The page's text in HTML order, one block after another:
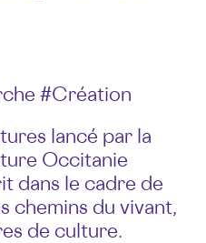
#Création
lancé par la
Occitanie
dans le cadre de
chemins du vivant,
de culture.